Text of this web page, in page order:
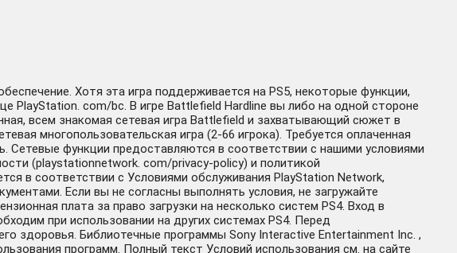
Хотя эта игра поддерживается на PS5, некоторые функции,
PlayStation. com/bc. В игре Battlefield Hardline вы либо на одной стороне
всем знакомая сетевая игра Battlefield и захватывающий сюжет в
многопользовательская игра (2-66 игрока). Требуется оплаченная
Сетевые функции предоставляются в соответствии с нашими условиями
(playstationnetwork. com/privacy-policy) и политикой
в соответствии с Условиями обслуживания PlayStation Network,
Если вы не согласны выполнять условия, не загружайте
плата за право загрузки на несколько систем PS4. Вход в
при использовании на других системах PS4. Перед
здоровья. Библиотечные программы Sony Interactive Entertainment Inc. ,
программ. Полный текст Условий использования см. на сайте